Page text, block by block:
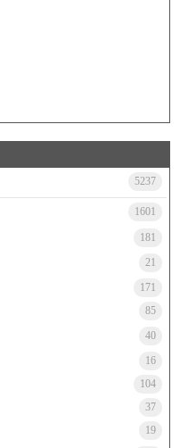
5237
1601
181
21
171
85
40
16
104
37
19